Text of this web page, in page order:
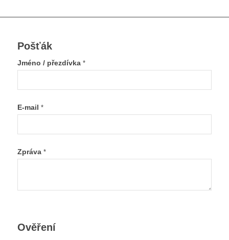
Pošťák
Jméno / přezdívka *
E-mail *
Zpráva *
Ověření